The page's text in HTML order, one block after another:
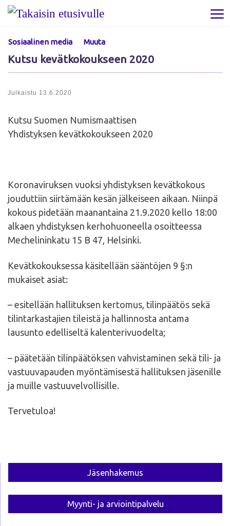
Skip to content
Sosiaalinen media Muuta
Kutsu kevätkokoukseen 2020
Julkaistu 13.6.2020
Kutsu Suomen Numismaattisen
Yhdistyksen kevätkokoukseen 2020
Koronaviruksen vuoksi yhdistyksen kevätkokous
jouduttiin siirtämään kesän jälkeiseen aikaan. Niinpä
kokous pidetään maanantaina 21.9.2020 kello 18:00
alkaen yhdistyksen kerhohuoneella osoitteessa
Mechelininkatu 15 B 47, Helsinki.
Kevätkokouksessa käsitellään sääntöjen 9 §:n
mukaiset asiat:
– esitellään hallituksen kertomus, tilinpäätös sekä
tilintarkastajien tileistä ja hallinnosta antama
lausunto edelliseltä kalenterivuodelta;
– päätetään tilinpäätöksen vahvistaminen sekä tili- ja
vastuuvapauden myöntämisestä hallituksen jäsenille
ja muille vastuuvelvollisille.
Tervetuloa!
Jäsen­hakemus
Myynti- ja arviointi­palvelu